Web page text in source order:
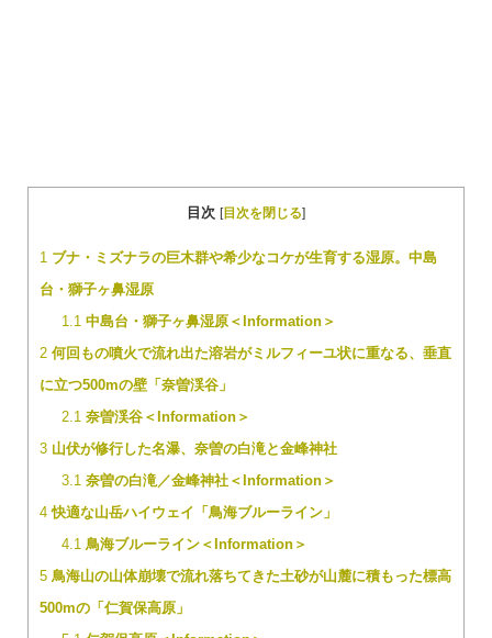
目次 [目次を閉じる]
1ブナ・ミズナラの巨木群や希少なコケが生育する湿原。中島
台・獅子ヶ鼻湿原
1.1中島台・獅子ヶ鼻湿原＜Information＞
2何回もの噴火で流れ出た溶岩がミルフィーユ状に重なる、垂直
に立つ500mの壁「奈曽渓谷」
2.1奈曽渓谷＜Information＞
3山伏が修行した名瀑、奈曽の白滝と金峰神社
3.1奈曽の白滝／金峰神社＜Information＞
4快適な山岳ハイウェイ「鳥海ブルーライン」
4.1鳥海ブルーライン＜Information＞
5鳥海山の山体崩壊で流れ落ちてきた土砂が山麓に積もった標高
500mの「仁賀保高原」